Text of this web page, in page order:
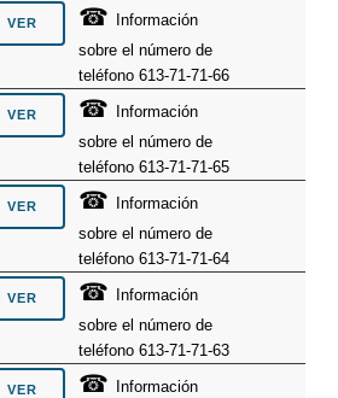
☎ Información
sobre el número de
teléfono 613-71-71-66
☎ Información
sobre el número de
teléfono 613-71-71-65
☎ Información
sobre el número de
teléfono 613-71-71-64
☎ Información
sobre el número de
teléfono 613-71-71-63
☎ Información